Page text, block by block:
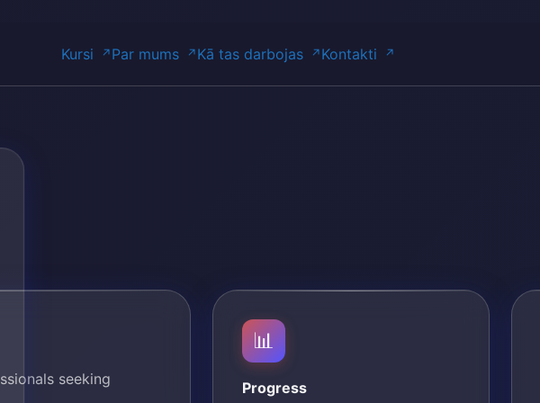
Kursi Par mums Kā tas darbojas Kontakti
seeking
📊
Progress